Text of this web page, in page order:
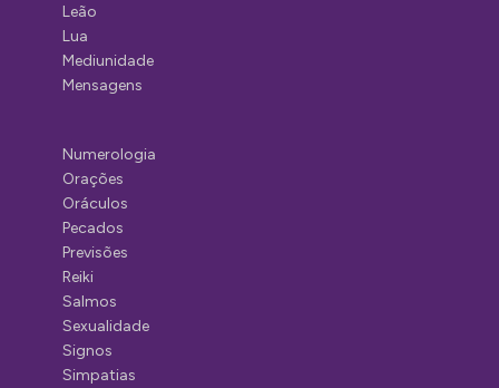
Leão
Lua
Mediunidade
Mensagens
Numerologia
Orações
Oráculos
Pecados
Previsões
Reiki
Salmos
Sexualidade
Signos
Simpatias